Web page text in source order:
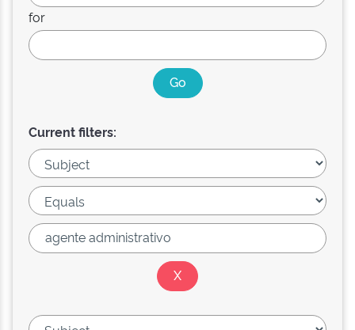
for
Current filters: